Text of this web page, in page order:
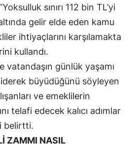
Şırnak
Ardahan
Iğdır
Yalova
sınırı 112 bin TL’yi
gelir elde eden kamu
ihtiyaçlarını karşılamakta
kullandı.
vatandaşın günlük yaşamı
büyüdüğünü söyleyen
ve emeklilerin
telafi edecek kalıcı adımlar
belirtti.
ZAMMI NASIL